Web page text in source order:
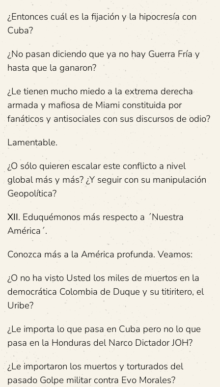
¿Entonces cuál es la fijación y la hipocresía con
Cuba?
¿No pasan diciendo que ya no hay Guerra Fría y
hasta que la ganaron?
¿Le tienen mucho miedo a la extrema derecha
armada y mafiosa de Miami constituida por
fanáticos y antisociales con sus discursos de odio?
Lamentable.
¿O sólo quieren escalar este conflicto a nivel
global más y más? ¿Y seguir con su manipulación
Geopolítica?
XII. Eduquémonos más respecto a ´Nuestra
América´.
Conozca más a la América profunda. Veamos:
¿O no ha visto Usted los miles de muertos en la
democrática Colombia de Duque y su titiritero, el
Uribe?
¿Le importa lo que pasa en Cuba pero no lo que
pasa en la Honduras del Narco Dictador JOH?
¿Le importaron los muertos y torturados del
pasado Golpe militar contra Evo Morales?